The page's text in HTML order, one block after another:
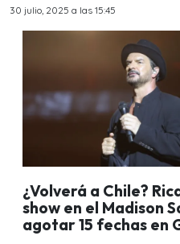
30 julio, 2025 a las 15:45
¿Volverá a Chile?
show en el Madison
agotar 15 fechas en